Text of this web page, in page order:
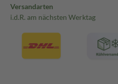
Versandarten
i.d.R. am nächsten Werktag